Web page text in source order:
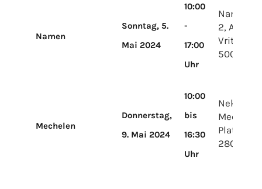
Namen
Sonntag, 5.
Mai 2024
10:00
-
17:00
Uhr
Namur
2,
Vrithoff
5000,
Mechelen
Donnerstag,
9. Mai 2024
10:00
bis
16:30
Uhr
Mechelen
2800